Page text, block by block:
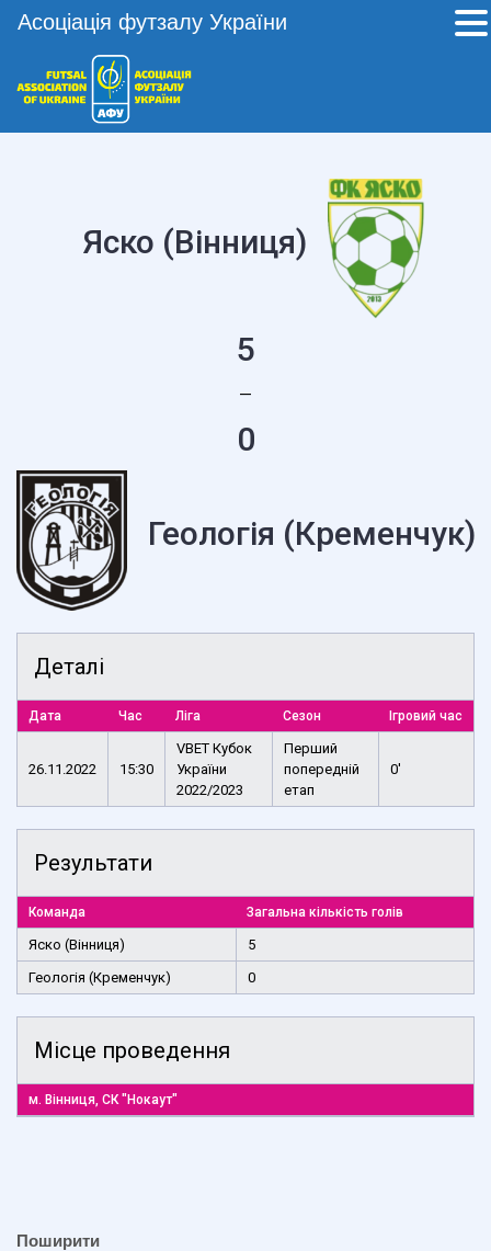
Яско (Вінниця)
5
—
0
Геологія (Кременчук)
Деталі
Дата Час Ліга Сезон Ігровий час
26.11.2022 15:30
VBET Кубок
України
2022/2023
Перший
попередній
етап
0'
Результати
Команда Загальна кількість голів
Яско (Вінниця)
5
Геологія (Кременчук)
0
Місце проведення
м. Вінниця, СК "Нокаут"
Поширити
Асоціація футзалу України